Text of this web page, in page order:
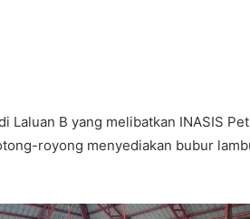
Laluan B yang melibatkan INASIS
royong menyediakan bubur